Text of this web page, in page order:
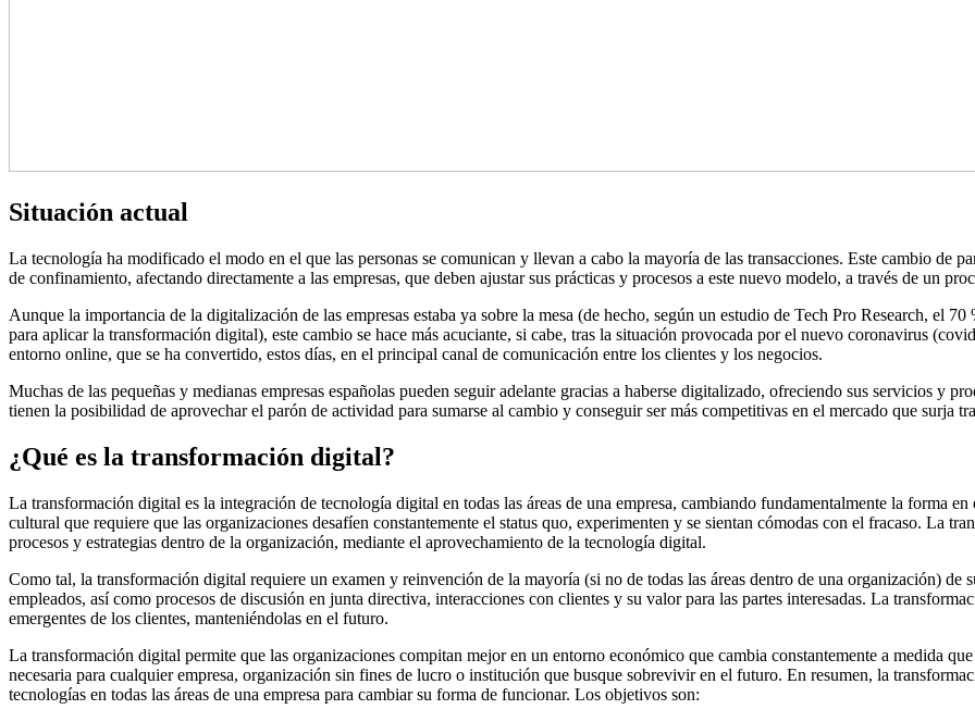
Situación actual
La tecnología ha modificado el modo en el que las personas se comunican y llevan a cabo la mayoría de las transacciones. Este cambio de
de confinamiento, afectando directamente a las empresas, que deben ajustar sus prácticas y procesos a este nuevo modelo, a través de un
Aunque la importancia de la digitalización de las empresas estaba ya sobre la mesa (de hecho, según un estudio de Tech Pro Research, el
para aplicar la transformación digital), este cambio se hace más acuciante, si cabe, tras la situación provocada por el nuevo coronavirus
entorno online, que se ha convertido, estos días, en el principal canal de comunicación entre los clientes y los negocios.
Muchas de las pequeñas y medianas empresas españolas pueden seguir adelante gracias a haberse digitalizado, ofreciendo sus servicios y
tienen la posibilidad de aprovechar el parón de actividad para sumarse al cambio y conseguir ser más competitivas en el mercado que surja
¿Qué es la transformación digital?
La transformación digital es la integración de tecnología digital en todas las áreas de una empresa, cambiando fundamentalmente la forma
cultural que requiere que las organizaciones desafíen constantemente el status quo, experimenten y se sientan cómodas con el fracaso. La
procesos y estrategias dentro de la organización, mediante el aprovechamiento de la tecnología digital.
Como tal, la transformación digital requiere un examen y reinvención de la mayoría (si no de todas las áreas dentro de una organización) de
empleados, así como procesos de discusión en junta directiva, interacciones con clientes y su valor para las partes interesadas. La
emergentes de los clientes, manteniéndolas en el futuro.
La transformación digital permite que las organizaciones compitan mejor en un entorno económico que cambia constantemente a medida
necesaria para cualquier empresa, organización sin fines de lucro o institución que busque sobrevivir en el futuro. En resumen, la
tecnologías en todas las áreas de una empresa para cambiar su forma de funcionar. Los objetivos son: